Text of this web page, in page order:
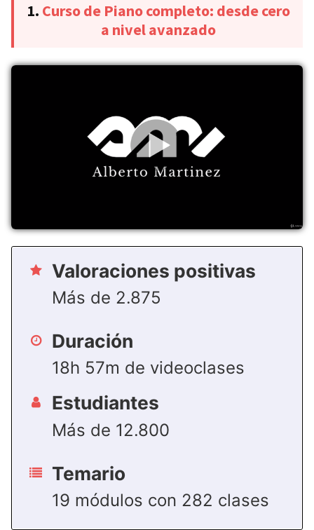
1. Curso de Piano completo: desde cero
a nivel avanzado
Valoraciones positivas
Más de 2.875
Duración
18h 57m de videoclases
Estudiantes
Más de 12.800
Temario
19 módulos con 282 clases